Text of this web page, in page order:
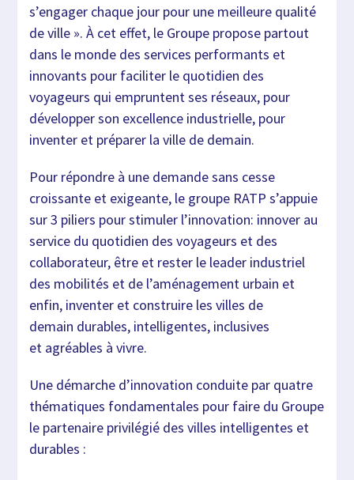
s’engager chaque jour pour une meilleure qualité
de ville ». À cet effet, le Groupe propose partout
dans le monde des services performants et
innovants pour faciliter le quotidien des
voyageurs qui empruntent ses réseaux, pour
développer son excellence industrielle, pour
inventer et préparer la ville de demain.
Pour répondre à une demande sans cesse
croissante et exigeante, le groupe RATP s’appuie
sur 3 piliers pour stimuler l’innovation: innover au
service du quotidien des voyageurs et des
collaborateur, être et rester le leader industriel
des mobilités et de l’aménagement urbain et
enfin, inventer et construire les villes de
demain durables, intelligentes, inclusives
et agréables à vivre.
Une démarche d’innovation conduite par quatre
thématiques fondamentales pour faire du Groupe
le partenaire privilégié des villes intelligentes et
durables :